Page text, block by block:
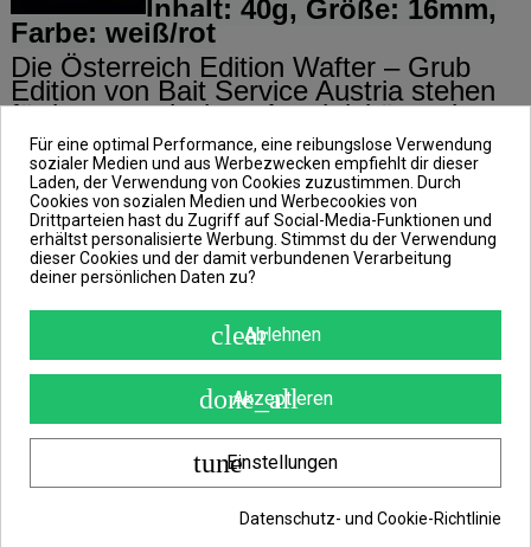
Inhalt: 40g, Größe: 16mm,
Farbe: weiß/rot
Die Österreich Edition Wafter – Grub
Edition von Bait Service Austria stehen
für kompromisslose Attraktivität und
moderne Köderentwicklung auf
höchstem Niveau. Diese speziell
abgestimmte Wafter-Variante kombiniert
eine perfekt ausbalancierte Präsentation
mit einem intensiven und
unverwechselbaren Aromaprofil.
Im Mittelpunkt steht das klassische
Oldschool Honey & Vanille Aroma, das
die natürliche Süße von Honig mit den
warmen, cremigen Noten echter Vanille
vereint. Diese bewährte
Aromakombination erzeugt unter
Wasser eine langanhaltende und
gleichmäßige Duftspur, die Karpfen
gezielt auf den Futterplatz aufmerksam
macht. Die harmonische Verbindung aus
süßen und cremigen Komponenten sorgt
Für eine optimal Performance, eine reibungslose Verwendung
sozialer Medien und aus Werbezwecken empfiehlt dir dieser
Laden, der Verwendung von Cookies zuzustimmen. Durch
Cookies von sozialen Medien und Werbecookies von
Drittparteien hast du Zugriff auf Social-Media-Funktionen und
erhältst personalisierte Werbung. Stimmst du der Verwendung
dieser Cookies und der damit verbundenen Verarbeitung
deiner persönlichen Daten zu?
clearAblehnen
done_all
Akzeptieren
tuneEinstellungen
Datenschutz- und Cookie-Richtlinie